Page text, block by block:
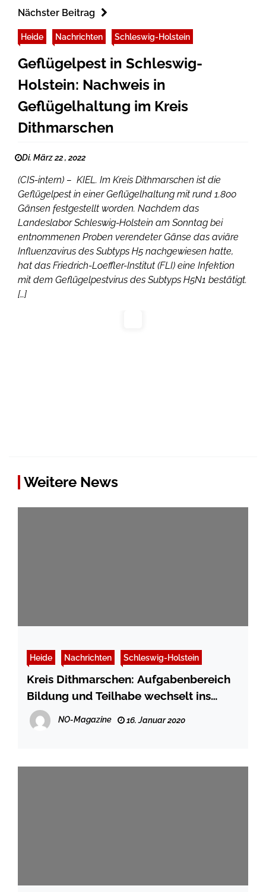
Nächster Beitrag
Heide Nachrichten Schleswig-Holstein
Geflügelpest in Schleswig-
Holstein: Nachweis in
Geflügelhaltung im Kreis
Dithmarschen
Di. März 22 , 2022
(CIS-intern) – KIEL. Im Kreis Dithmarschen ist die
Geflügelpest in einer Geflügelhaltung mit rund 1.800
Gänsen festgestellt worden. Nachdem das
Landeslabor Schleswig-Holstein am Sonntag bei
entnommenen Proben verendeter Gänse das aviäre
Influenzavirus des Subtyps H5 nachgewiesen hatte,
hat das Friedrich-Loeffler-Institut (FLI) eine Infektion
mit dem Geflügelpestvirus des Subtyps H5N1 bestätigt.
[…]
Weitere News
Heide Nachrichten Schleswig-Holstein
Kreis Dithmarschen: Aufgabenbereich
Bildung und Teilhabe wechselt ins
Kreishaus
NO-Magazine 16. Januar 2020